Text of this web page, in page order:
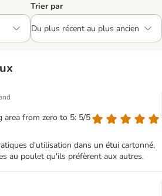
Trier par
area from zero to 5: 5/5
d'utilisation dans un étui cartonné,
au poulet qu'ils préfèrent aux autres.